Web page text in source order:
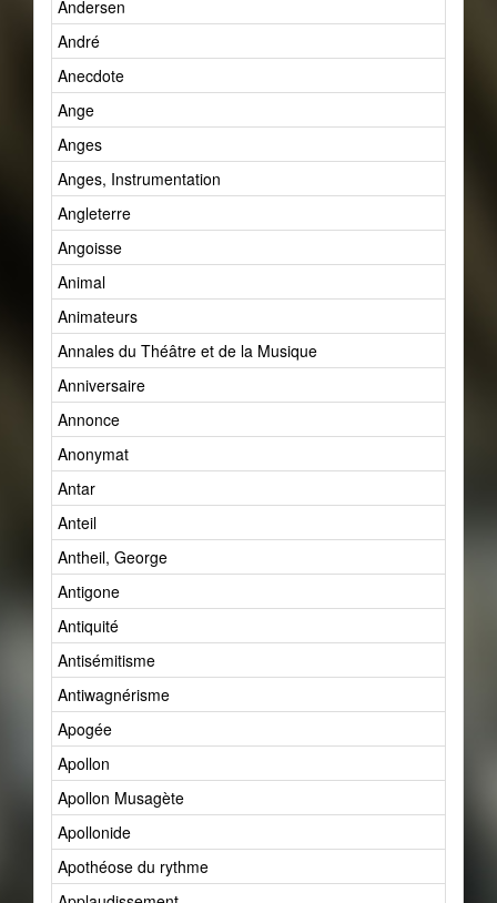
Andersen
André
Anecdote
Ange
Anges
Anges, Instrumentation
Angleterre
Angoisse
Animal
Animateurs
Annales du Théâtre et de la Musique
Anniversaire
Annonce
Anonymat
Antar
Anteil
Antheil, George
Antigone
Antiquité
Antisémitisme
Antiwagnérisme
Apogée
Apollon
Apollon Musagète
Apollonide
Apothéose du rythme